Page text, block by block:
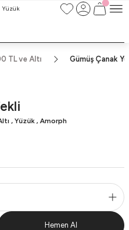
KARGO ve TAKSİT İMKANLARI
HOŞ GELDİNİZ
ANLAMLI BİR PARÇA
TASARIMLAR
TL ve Altı Gümüş Çanak
, Yüzük , Amorph
Hemen Al